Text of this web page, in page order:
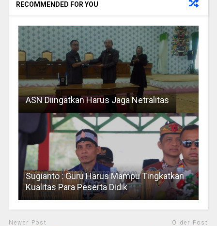
RECOMMENDED FOR YOU
ASN Diingatkan Harus Jaga Netralitas
Sugianto : Guru Harus Mampu Tingkatkan
Kualitas Para Peserta Didik
Newer Post Older Post